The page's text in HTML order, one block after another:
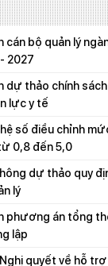
cán bộ quản lý
2027
dự thảo chính
lực y tế
số điều chỉnh
0,8 đến 5,0
dự thảo quy
lý
phương án tổng
lập
quyết về hỗ